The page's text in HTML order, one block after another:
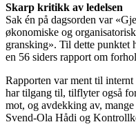
Skarp kritikk av ledelsen
Sak én på dagsorden var
økonomiske og
gransking». Til dette punktet
en 56 siders rapport om
Rapporten var ment til
har tilgang til, tilflyter også
mot, og avdekking av,
Svend-Ola Hådi og